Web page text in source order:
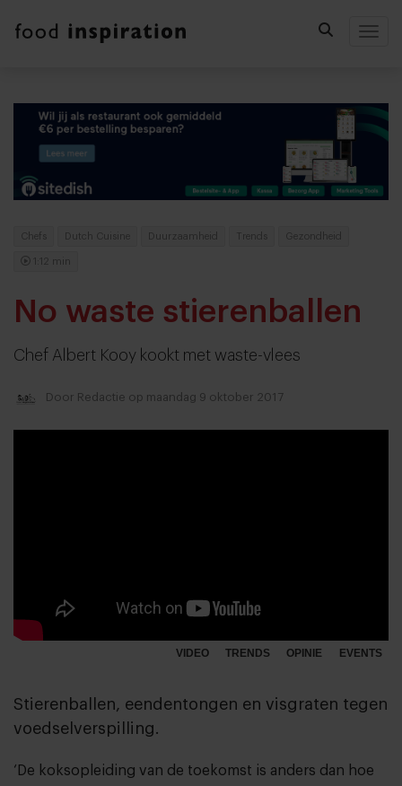
Chefs Dutch Cuisine Duurzaamheid Trends Gezondheid
1:12 min
No waste stierenballen
Chef Albert Kooy kookt met waste-vlees
Door Redactie op maandag 9 oktober 2017
VIDEO TRENDS OPINIE EVENTS
Stierenballen, eendentongen en visgraten tegen
voedselverspilling.
‘De koksopleiding van de toekomst is anders dan hoe